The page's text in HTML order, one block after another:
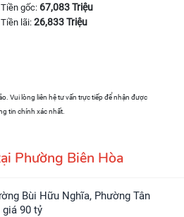
Tiền gốc: 67,083 Triệu
Tiền lãi: 26,833 Triệu
Vui lòng liên hệ tư vấn trực tiếp để nhận được
tin chính xác nhất.
Phường Biên Hòa
giá 90 tỷ